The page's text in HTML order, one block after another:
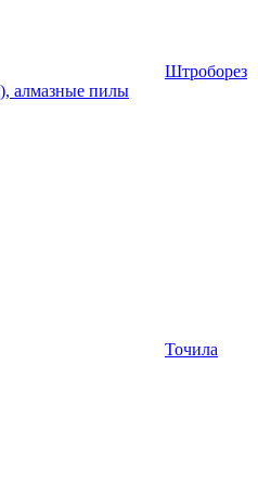
Штроборез
алмазные пилы
Точила